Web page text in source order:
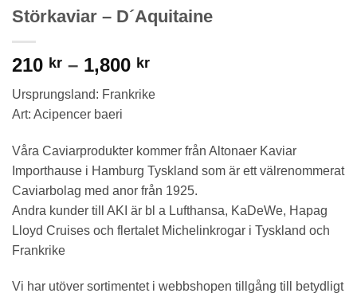
Störkaviar – D´Aquitaine
210 kr – 1,800 krPrisintervall:
till
Ursprungsland: Frankrike
Art: Acipencer baeri
Våra Caviarprodukter kommer från Altonaer Kaviar
Importhause i Hamburg Tyskland som är ett välrenommerat
Caviarbolag med anor från 1925.
Andra kunder till AKI är bl a Lufthansa, KaDeWe, Hapag
Lloyd Cruises och flertalet Michelinkrogar i Tyskland och
Frankrike
Vi har utöver sortimentet i webbshopen tillgång till betydligt